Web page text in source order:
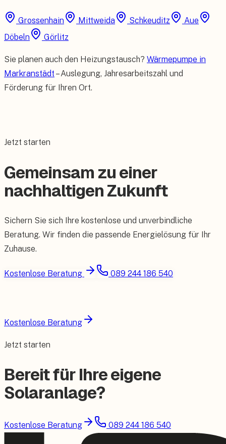
Grossenhain Mittweida Schkeuditz
Aue
Döbeln
Görlitz
Sie planen auch den Heizungstausch? Wärmepumpe in
Markranstädt – Auslegung, Jahresarbeitszahl und
Förderung für Ihren Ort.
Jetzt starten
Gemeinsam zu einer
nachhaltigen Zukunft
Sichern Sie sich Ihre kostenlose und unverbindliche
Beratung. Wir finden die passende Energielösung für Ihr
Zuhause.
Kostenlose Beratung 089 244 186 540
Kostenlose Beratung
Jetzt starten
Bereit für Ihre eigene
Solaranlage?
Kostenlose Beratung 089 244 186 540